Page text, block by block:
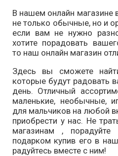
В нашем онлайн магазине
не только обычные, но и
если вам не нужно
хотите порадовать
то наш онлайн магазин
Здесь вы сможете
которые будут радовать
день. Отличный
маленькие, необычные,
для мальчиков на любой
приобрести у нас. Не
магазинам ,
подарком купив его в
радуйтесь вместе с ним!